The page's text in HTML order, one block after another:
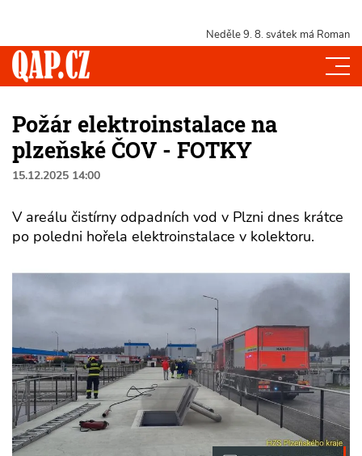
Neděle 9. 8. svátek má Roman
Požár elektroinstalace na
plzeňské ČOV - FOTKY
15.12.2025 14:00
V areálu čistírny odpadních vod v Plzni dnes krátce
po poledni hořela elektroinstalace v kolektoru.